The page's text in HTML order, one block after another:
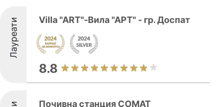
Лауреати Villa "ART"-Вила "АРТ" - гр. Доспат
8.8
Почивна станция СОМАТ